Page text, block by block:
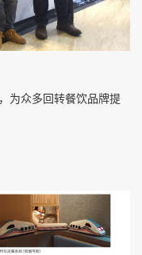
为众多回转餐饮品牌提